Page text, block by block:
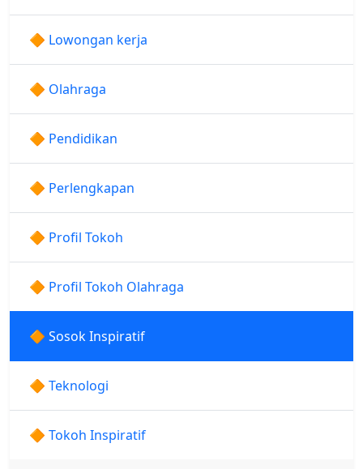
🔶 Lowongan kerja
🔶 Olahraga
🔶 Pendidikan
🔶 Perlengkapan
🔶 Profil Tokoh
🔶 Profil Tokoh Olahraga
🔶 Sosok Inspiratif
🔶 Teknologi
🔶 Tokoh Inspiratif